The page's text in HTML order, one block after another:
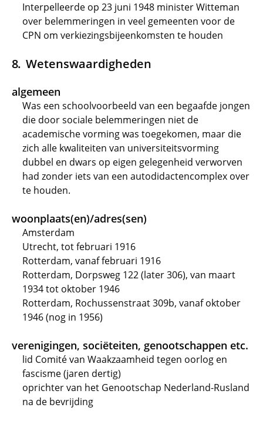
Interpelleerde op 23 juni 1948 minister Witteman
over belemmeringen in veel gemeenten voor de
CPN om verkiezingsbijeenkomsten te houden
Wetenswaardigheden
algemeen
Was een schoolvoorbeeld van een begaafde jongen
die door sociale belemmeringen niet de
academische vorming was toegekomen, maar die
zich alle kwaliteiten van universiteitsvorming
dubbel en dwars op eigen gelegenheid verworven
had zonder iets van een autodidactencomplex over
te houden.
woonplaats(en)/adres(sen)
Amsterdam
Utrecht, tot februari 1916
Rotterdam, vanaf februari 1916
Rotterdam, Dorpsweg 122 (later 306), van maart
1934 tot oktober 1946
Rotterdam, Rochussenstraat 309b, vanaf oktober
1946 (nog in 1956)
verenigingen, sociëteiten, genootschappen etc.
lid Comité van Waakzaamheid tegen oorlog en
fascisme (jaren dertig)
oprichter van het Genootschap Nederland-Rusland
na de bevrijding